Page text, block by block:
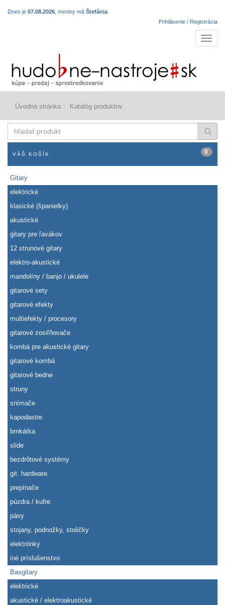
Dnes je 07.08.2026 , meniny má Štefánia
Prihlásenie / Registrácia
Úvodná stránka Katalóg produktov
produkt
VÁŠ KOŠÍK 0
Gitary
elektrické
klasické (španielky)
akustické
gitary pre ľavákov
12 strunové gitary
elektro-akustické
mandolíny / banjo / ukulele
gitarové sety
gitarové efekty
multiefekty / procesory
gitarové zosiľňovače
kombá pre akustické gitary
gitarové kombá
gitarové bedne
struny
snímače
kapodastre
brnkátka
slide
bezdrôtové systémy
git. hardware
prepínače
púzdra / kufre
pásy
stojany, podnožky, stoličky
elektrónky
iné príslušenstvo
Basgitary
elektrické
akustické / elektroakustické